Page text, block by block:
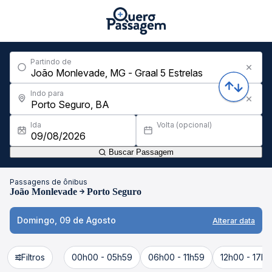
Partindo de
Indo para
Ida Volta (opcional)
Buscar Passagem
Passagens de ônibus
João Monlevade Porto Seguro
Domingo, 09 de Agosto Alterar data
Filtros 00h00 - 05h59 06h00 - 11h59 12h00 -